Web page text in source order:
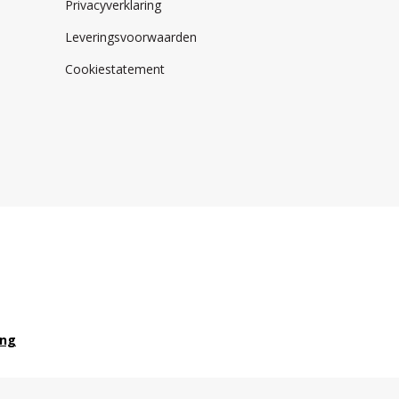
Privacyverklaring
Leveringsvoorwaarden
Cookiestatement